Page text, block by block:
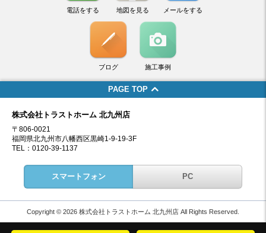
電話をする 地図を見る メールをする
ブログ 施工事例
PAGE TOP
株式会社トラストホーム 北九州店
〒806-0021
福岡県北九州市八幡西区黒崎1-9-19-3F
TEL：0120-39-1137
スマートフォン PC
Copyright © 2026 株式会社トラストホーム 北九州店 All Rights Reserved.